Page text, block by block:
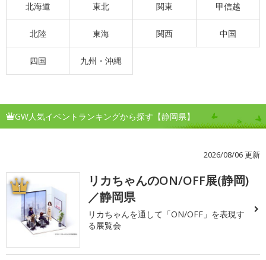
北海道 東北 関東 甲信越
北陸 東海 関西 中国
四国 九州・沖縄
GW人気イベントランキングから探す【静岡県】
2026/08/06 更新
1
リカちゃんのON/OFF展(静岡)
／静岡県
リカちゃんを通して「ON/OFF」を表現す
る展覧会